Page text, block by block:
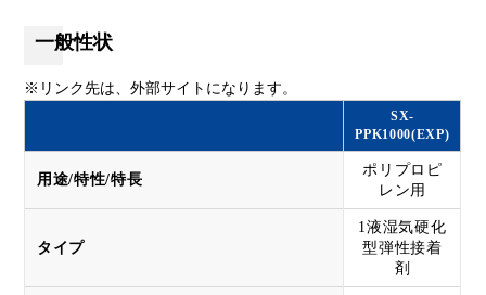
一般性状
※リンク先は、外部サイトになります。
SX-
PPK1000(EXP)
用途/特性/特長
ポリプロピ
レン用
タイプ
1液湿気硬化
型弾性接着
剤